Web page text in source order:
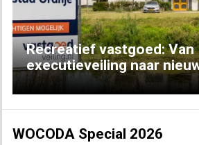
Recreatief vastgoed: Van
executieveiling naar
WOCODA Special 2026